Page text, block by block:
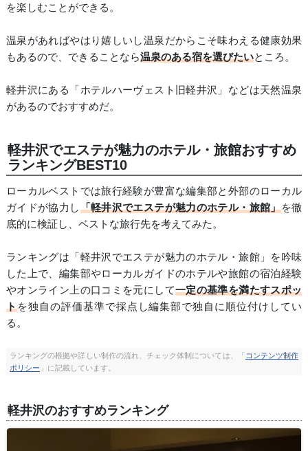
を楽しむことができる。
温泉があればやはり嬉しいし温泉だからこそ味わえる健康効果
もあるので、できることなら温泉のある宿を選びたいところ。
軽井沢にある「ホテルハーヴェスト旧軽井沢」などは天然温泉
があるのでおすすめだ。
軽井沢でエステが魅力のホテル・旅館おすすめ
ランキングBEST10
ローカルベストでは旅行経験が豊富な編集部と外部のローカル
ガイドが協力し「軽井沢でエステが魅力のホテル・旅館」を徹
底的に検証し、ベストな旅行先を考えてみた。
ランキングは「軽井沢でエステが魅力のホテル・旅館」を吟味
した上で、編集部やローカルガイドのホテルや旅館の宿泊経験
やオンライン上の口コミを元にして一定の基準を満たすスポッ
トを独自の評価基準で採点し編集部で独自に順位付けしてい
る。
ランキングの根拠や詳しい制作の流れ、チェック体制については、「 コンテンツ制作
ポリシー 」に記載しています。
軽井沢のおすすめランキング